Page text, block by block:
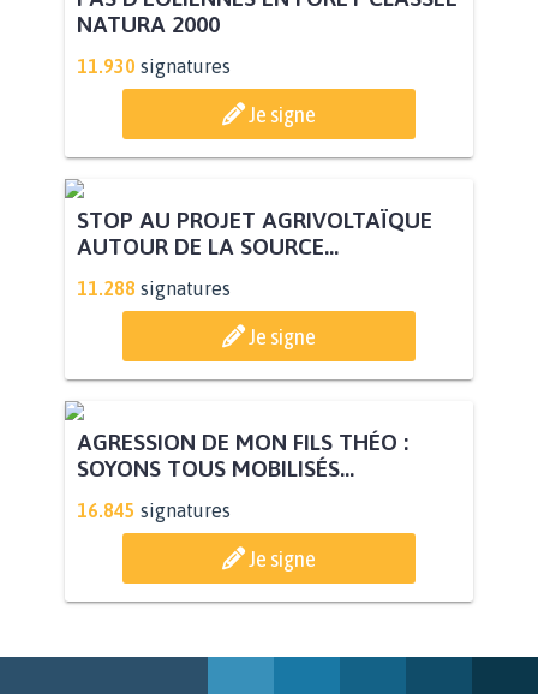
PAS D'ÉOLIENNES EN FORÊT CLASSÉE
NATURA 2000
11.930 signatures
Je signe